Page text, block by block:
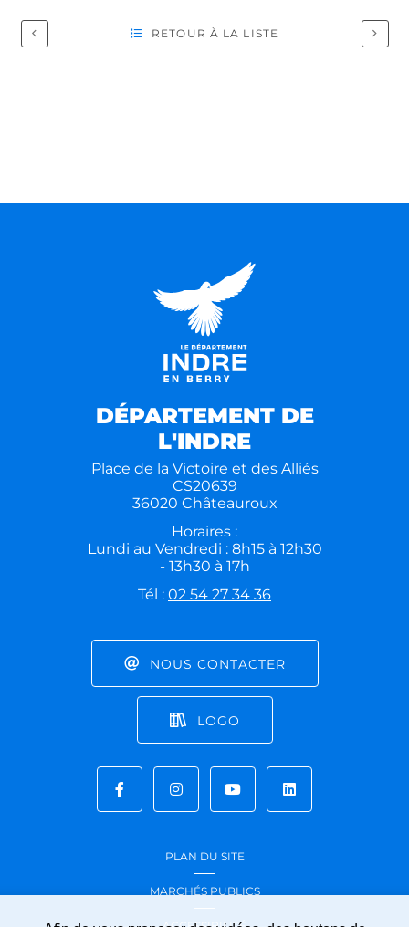
RETOUR À LA LISTE
DÉPARTEMENT DE
L'INDRE
Place de la Victoire et des Alliés
CS20639
36020 Châteauroux
Horaires :
Lundi au Vendredi : 8h15 à 12h30
- 13h30 à 17h
Tél : 02 54 27 34 36
NOUS CONTACTER
LOGO
PLAN DU SITE
MARCHÉS PUBLICS